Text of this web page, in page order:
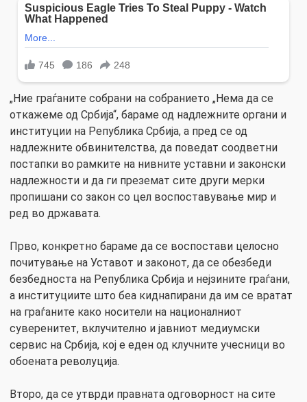
„Ние граѓаните собрани на собранието „Нема да се
откажеме од Србија“, бараме од надлежните органи и
институции на Република Србија, а пред се од
надлежните обвинителства, да поведат соодветни
постапки во рамките на нивните уставни и законски
надлежности и да ги преземат сите други мерки
пропишани со закон со цел воспоставување мир и
ред во државата.
Прво, конкретно бараме да се воспостави целосно
почитување на Уставот и законот, да се обезбеди
безбедноста на Република Србија и нејзините граѓани,
а институциите што беа киднапирани да им се вратат
на граѓаните како носители на националниот
суверенитет, вклучително и јавниот медиумски
сервис на Србија, кој е еден од клучните учесници во
обоената револуција.
Второ, да се утврди правната одговорност на сите